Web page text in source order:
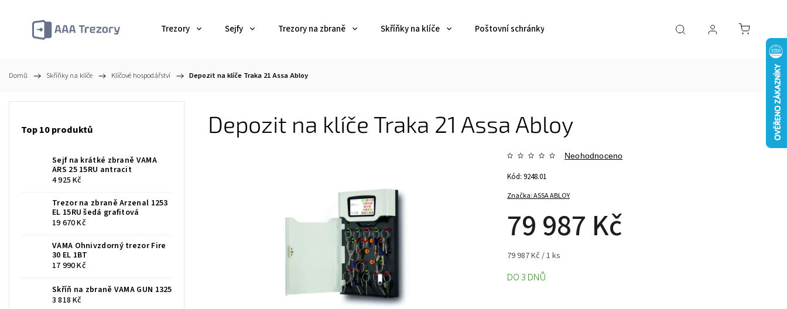
Trezory Sejfy Trezory na zbraně Skříňky na klíče Poštovní schránky Ostatní Akce
Domů / Skříňky na klíče / Klíčové hospodářství / Depozit na klíče Traka 21 Assa Abloy
Top 10 produktů
Sejf na krátké zbraně VAMA
ARS 25 15RU antracit
4 925 Kč
Trezor na zbraně Arzenal 1253
EL 15RU šedá grafitová
19 670 Kč
VAMA Ohnivzdorný trezor Fire
30 EL 1BT
17 990 Kč
Skříň na zbraně VAMA GUN 1325
3 818 Kč
Depozit na klíče Traka 21 Assa Abloy
Značka:ASSA ABLOY
Neohodnoceno
79 987 Kč
79 987 Kč / 1 ks
Kód: 9248.01
DO 3 DNŮ